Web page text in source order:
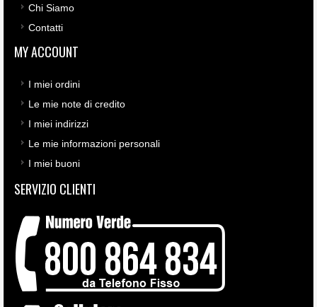
Chi Siamo
Contatti
MY ACCOUNT
I miei ordini
Le mie note di credito
I miei indirizzi
Le mie informazioni personali
I miei buoni
SERVIZIO CLIENTI